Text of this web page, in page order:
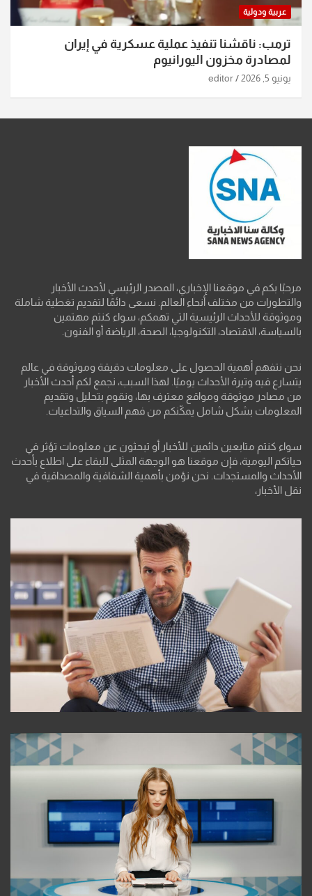
عربية ودولية
ترمب: ناقشنا تنفيذ عملية عسكرية في إيران
لمصادرة مخزون اليورانيوم
يونيو 5, 2026 editor
مرحبًا بكم في موقعنا الإخباري، المصدر الرئيسي لأحدث الأخبار
والتطورات من مختلف أنحاء العالم. نسعى دائمًا لتقديم تغطية شاملة
وموثوقة للأحداث الرئيسية التي تهمكم، سواء كنتم مهتمين
بالسياسة، الاقتصاد، التكنولوجيا، الصحة، الرياضة أو الفنون.
نحن نتفهم أهمية الحصول على معلومات دقيقة وموثوقة في عالم
يتسارع فيه وتيرة الأحداث يوميًا. لهذا السبب، نجمع لكم أحدث الأخبار
من مصادر موثوقة ومواقع معترف بها، ونقوم بتحليل وتقديم
المعلومات بشكل شامل يمكّنكم من فهم السياق والتداعيات.
سواء كنتم متابعين دائمين للأخبار أو تبحثون عن معلومات تؤثر في
حياتكم اليومية، فإن موقعنا هو الوجهة المثلى للبقاء على اطلاع بأحدث
الأحداث والمستجدات. نحن نؤمن بأهمية الشفافية والمصداقية في
نقل الأخبار،